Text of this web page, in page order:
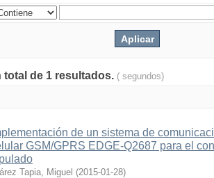
total de 1 resultados. ( segundos)
de un sistema de
GSM/GPRS EDGE-Q2687 para el
Tapia, Miguel (2015-01-28)